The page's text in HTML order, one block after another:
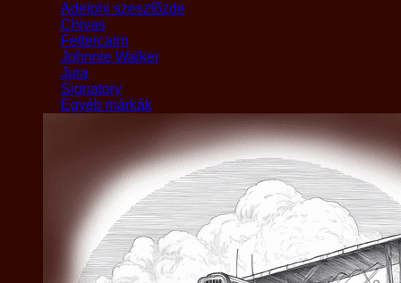
Adelphi szeszfőzde
Chivas
Fettercairn
Johnnie Walker
Jura
Signatory
Egyéb márkák